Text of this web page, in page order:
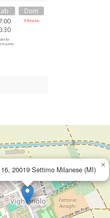
Dom
Chiuso
20019 Settimo Milanese (MI) ×